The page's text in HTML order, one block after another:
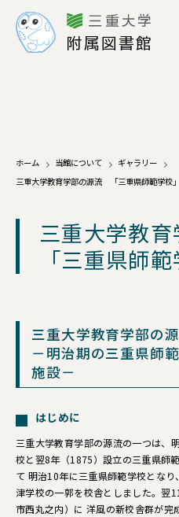
附属図書館
ホーム 当館について
ギャラリー
三重大学教育学部の源流 「三重県師範学校」
三重大学教
「三重県師範
三重大学教育学部の
－明治期の三重県師
施設－
はじめに
三重大学教育学部の源流の一つは、
校と翌8年（1875）設立の三重県師
て 明治10年に三重県師範学校とな
津学校の一郭を校舎としました。翌
市西丸之内）に 洋風の新校舎群が